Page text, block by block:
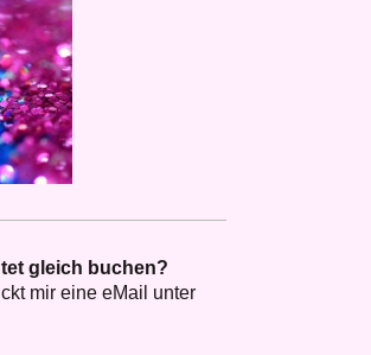
gleich buchen?
mir eine eMail unter